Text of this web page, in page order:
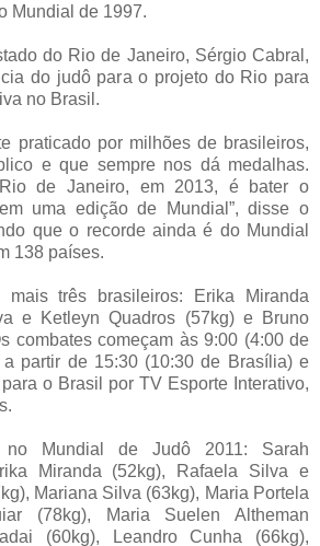
Mundial de 1997.
do Rio de Janeiro, Sérgio Cabral,
do judô para o projeto do Rio para
no Brasil.
praticado por milhões de brasileiros,
e que sempre nos dá medalhas.
de Janeiro, em 2013, é bater o
uma edição de Mundial”, disse o
que o recorde ainda é do Mundial
138 países.
mais três brasileiros: Erika Miranda
e Ketleyn Quadros (57kg) e Bruno
combates começam às 9:00 (4:00 de
partir de 15:30 (10:30 de Brasília) e
o Brasil por TV Esporte Interativo,
no Mundial de Judô 2011: Sarah
Miranda (52kg), Rafaela Silva e
Mariana Silva (63kg), Maria Portela
(78kg), Maria Suelen Altheman
(60kg), Leandro Cunha (66kg),